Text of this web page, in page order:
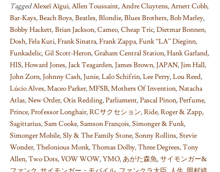
TaggedAlexeï Aïgui,Allen Toussaint,Andre Cluytens,Arnett Cobb,
Bar-Kays,Beach Boys,Beatles,Blondie,Blues Brothers,Bob Marley,
Bobby Hackett,Brian Jackson,Cameo,Cheap Tric,Dietmar Bonnen,
Dosh,Fela Kuti,Frank Sinatra,Frank Zappa,Funk “LA” Dieginn,
Funkadelic,Gil Scott-Heron,Graham Central Station,Hank Garland,
HIS,Howard Jones,Jack Teagarden,James Brown,JAPAN,Jim Hall,
John Zorn,Johnny Cash,Junie,Lalo Schifrin,Lee Perry,Lou Reed,
Lúcio Alves,Maceo Parker,MFSB,Mothers Of Invention,Natacha
Atlas,New Order,Otis Redding,Parliament,Pascal Pinon,Perfume,
Prince,Professor Longhair,RCサクセション,Ride,Roger & Zapp,
Sagittarius,Sam Cooke,Samson François,Simonger & Funk,
Simonger Mobile,Sly & The Family Stone,Sonny Rollins,Stevie
Wonder,Thelonious Monk,Thomas Dolby,Three Degrees,Tony
Allen,Two Dots,VOW WOW,YMO,あがた森魚,サイモンガー&